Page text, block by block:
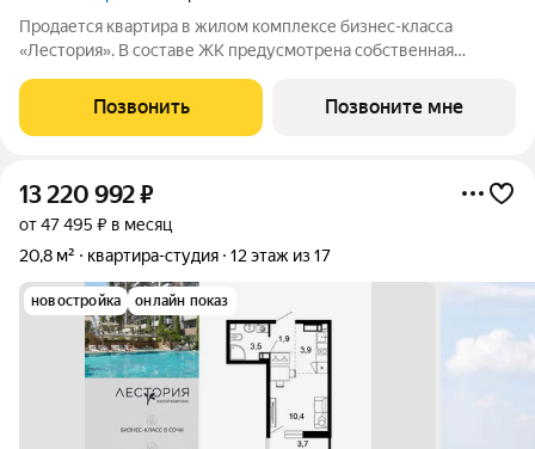
Продается квартира в жилом комплексе бизнес-класса
«Лестория». В составе ЖК предусмотрена собственная
подогреваемыми бассейнами, что соответствуют стандартам
бизнес-класса. Аквазона объединяет взрослый и
Позвонить Позвоните мне
13 220 992₽
от 47 495 ₽ в месяц
20,8 м²
квартира-студия 12 этаж из 17
новостройка онлайн показ